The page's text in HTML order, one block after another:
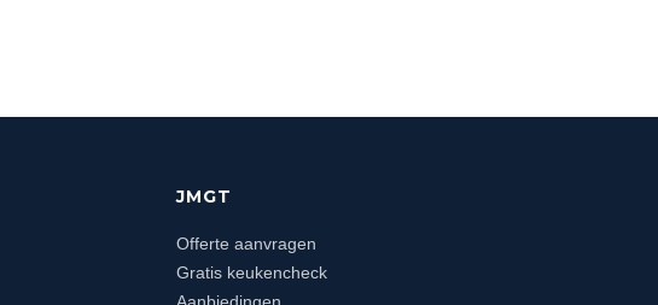
JMGT
Offerte aanvragen
Gratis keukencheck